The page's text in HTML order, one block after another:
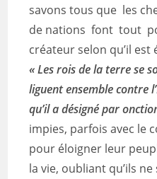
savons tous que les
de nations font tout
créateur selon qu’il
« Les rois de la terre se
liguent ensemble contre
qu’il a désigné par
impies, parfois avec le
pour éloigner leur
la vie, oubliant qu’ils